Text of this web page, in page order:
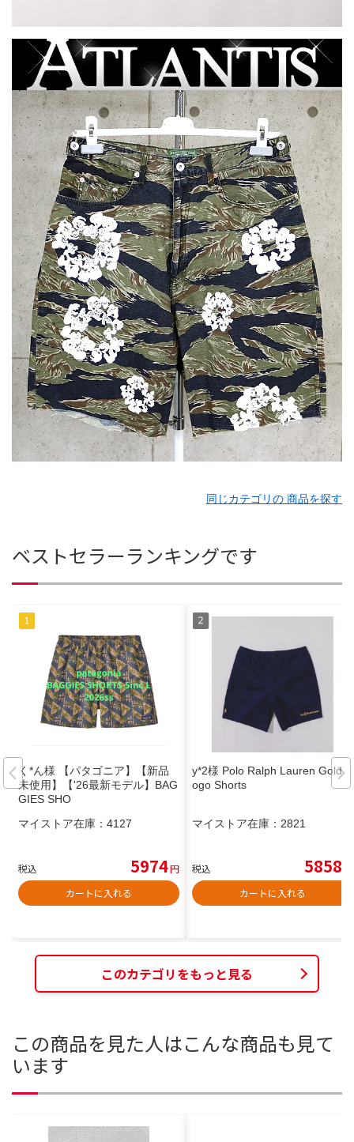
同じカテゴリの 商品を探す
ベストセラーランキングです
く*ん様 【パタゴニア】【新品
未使用】【'26最新モデル】BAG
GIES SHO
マイストア在庫： 4127
税込 5974円
カートに入れる
y*2様 Polo Ralph Lauren Gold L
ogo Shorts
マイストア在庫： 2821
税込 5858
カートに入れる
このカテゴリをもっと見る
この商品を見た人はこんな商品も見て
います